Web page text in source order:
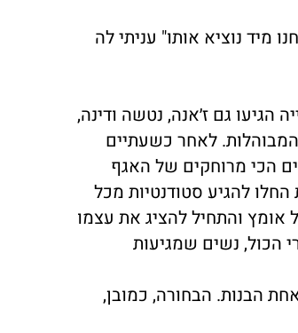
מיד נוציא אותו" עניתי לה
הגיעו גם ז׳אנה, נטשה ודינה,
לאחר כשעתיים
הכי מרוחקים של האגף
להגיע סטודנטיות מכל
אומץ והתחיל להציג את עצמו
הכול, נשים שמגיעות
הבנות. הבחורה, כמובן,